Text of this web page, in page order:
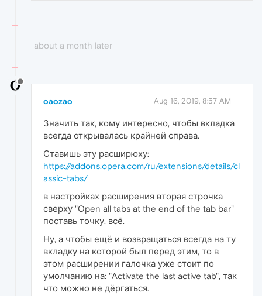
about a month later
oaozao Aug 16, 2019, 8:57 AM
Значить так, кому интересно, чтобы вкладка
всегда открывалась крайней справа.
Ставишь эту расширюху:
https://addons.opera.com/ru/extensions/details/cl
assic-tabs/
в настройках расширения вторая строчка
сверху "Open all tabs at the end of the tab bar"
поставь точку, всё.
Ну, а чтобы ещё и возвращаться всегда на ту
вкладку на которой был перед этим, то в
этом расширении галочка уже стоит по
умолчанию на: "Activate the last active tab", так
что можно не дёргаться.